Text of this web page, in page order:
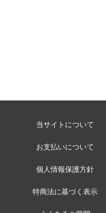
当サイトについて
お支払いについて
個人情報保護方針
特商法に基づく表示